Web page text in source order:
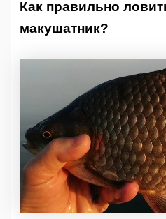
Как правильно
макушатник?